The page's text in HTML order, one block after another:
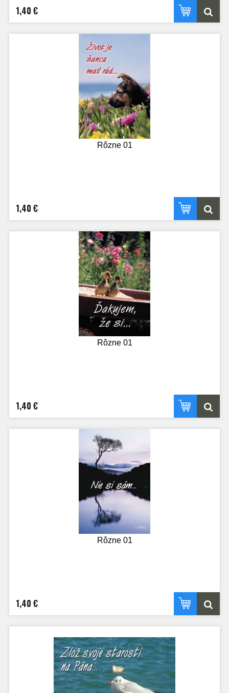
1,40 €
Rôzne 01
1,40 €
Rôzne 01
1,40 €
Rôzne 01
1,40 €